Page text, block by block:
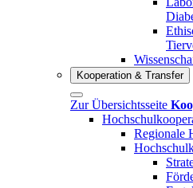
Kooperation & Transfer
Zur Übersichtsseite
Regionale